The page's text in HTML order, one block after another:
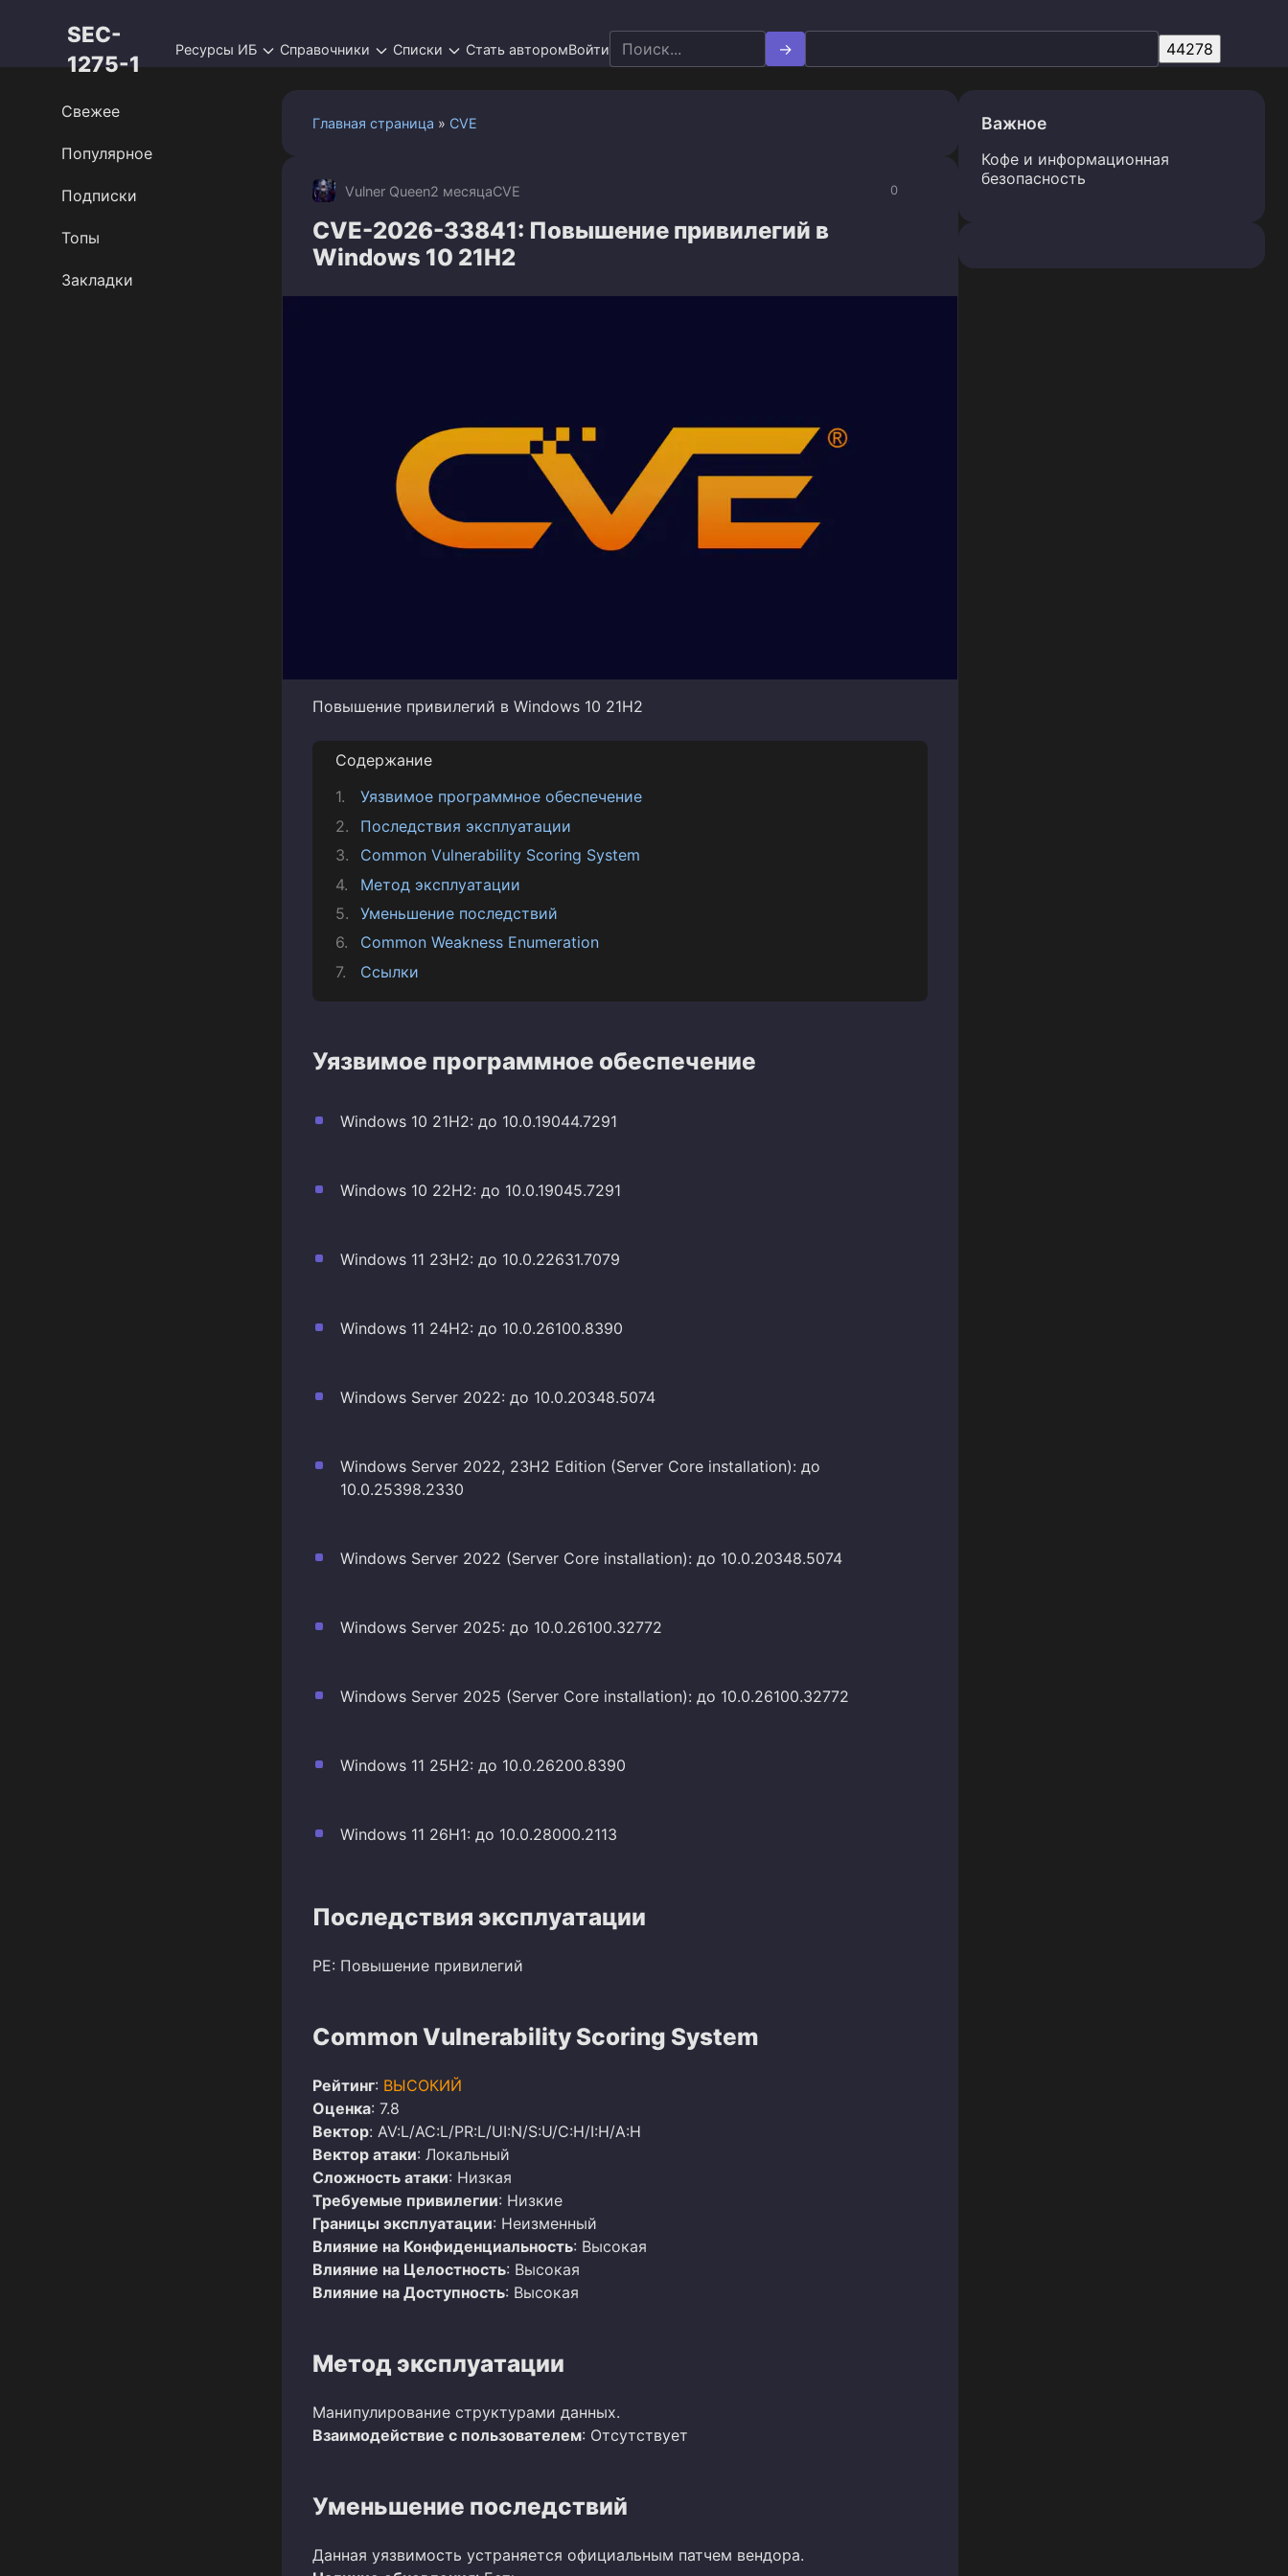
SEC-
1275-1
Ресурсы ИБ Справочники Списки Стать авторомВойти Search
for:
Главная страница » CVE
0
Vulner Queen2 месяцаCVE
CVE-2026-33841: Повышение привилегий в
Windows 10 21H2
Повышение привилегий в Windows 10 21H2
Содержание
Уязвимое программное обеспечение
Последствия эксплуатации
Common Vulnerability Scoring System
Метод эксплуатации
Уменьшение последствий
Common Weakness Enumeration
Ссылки
Уязвимое программное обеспечение
Windows 10 21H2: до 10.0.19044.7291
Windows 10 22H2: до 10.0.19045.7291
Windows 11 23H2: до 10.0.22631.7079
Windows 11 24H2: до 10.0.26100.8390
Windows Server 2022: до 10.0.20348.5074
Windows Server 2022, 23H2 Edition (Server Core installation): до
10.0.25398.2330
Windows Server 2022 (Server Core installation): до 10.0.20348.5074
Windows Server 2025: до 10.0.26100.32772
Windows Server 2025 (Server Core installation): до 10.0.26100.32772
Windows 11 25H2: до 10.0.26200.8390
Windows 11 26H1: до 10.0.28000.2113
Последствия эксплуатации
PE: Повышение привилегий
Common Vulnerability Scoring System
Рейтинг: ВЫСОКИЙ
Оценка: 7.8
Вектор: AV:L/AC:L/PR:L/UI:N/S:U/C:H/I:H/A:H
Вектор атаки: Локальный
Сложность атаки: Низкая
Требуемые привилегии: Низкие
Границы эксплуатации: Неизменный
Влияние на Конфиденциальность: Высокая
Влияние на Целостность: Высокая
Влияние на Доступность: Высокая
Метод эксплуатации
Манипулирование структурами данных.
Взаимодействие с пользователем: Отсутствует
Уменьшение последствий
Данная уязвимость устраняется официальным патчем вендора.
Свежее
Популярное
Подписки
Топы
Закладки
Важное
Кофе и информационная
безопасность